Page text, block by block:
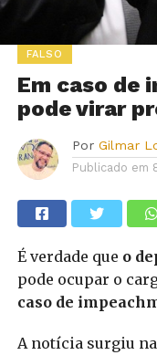
FALSO
Em caso de
pode virar
Por Gilmar
Publicado em
É verdade que o
pode ocupar o
caso de
A notícia surgiu